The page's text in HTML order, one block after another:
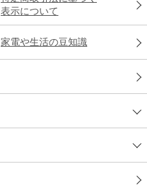
表示について
家電や生活の豆知識